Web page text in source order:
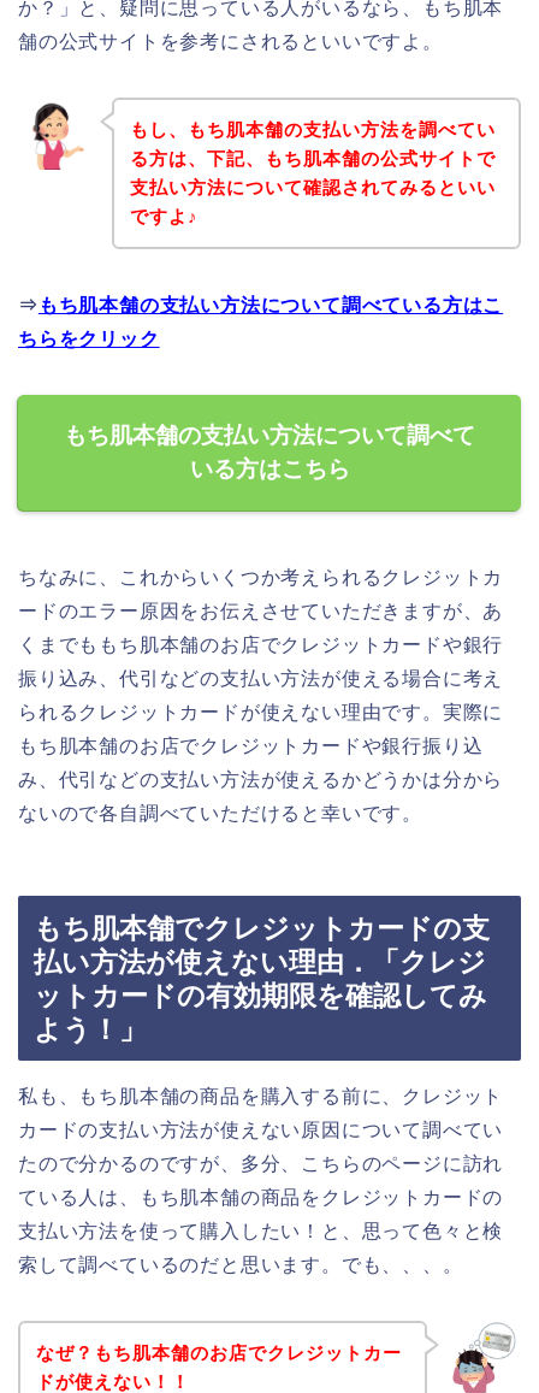
か？」と、疑問に思っている人がいるなら、もち肌本
舗の公式サイトを参考にされるといいですよ。
もし、もち肌本舗の支払い方法を調べてい
る方は、下記、もち肌本舗の公式サイトで
支払い方法について確認されてみるといい
ですよ♪
⇒ もち肌本舗の支払い方法について調べている方はこ
ちらをクリック
もち肌本舗の支払い方法について調べて
いる方はこちら
ちなみに、これからいくつか考えられるクレジットカ
ードのエラー原因をお伝えさせていただきますが、あ
くまでももち肌本舗のお店でクレジットカードや銀行
振り込み、代引などの支払い方法が使える場合に考え
られるクレジットカードが使えない理由です。実際に
もち肌本舗のお店でクレジットカードや銀行振り込
み、代引などの支払い方法が使えるかどうかは分から
ないので各自調べていただけると幸いです。
もち肌本舗でクレジットカードの支
払い方法が使えない理由．「クレジ
ットカードの有効期限を確認してみ
よう！」
私も、もち肌本舗の商品を購入する前に、クレジット
カードの支払い方法が使えない原因について調べてい
たので分かるのですが、多分、こちらのページに訪れ
ている人は、もち肌本舗の商品をクレジットカードの
支払い方法を使って購入したい！と、思って色々と検
索して調べているのだと思います。でも、、、。
なぜ？もち肌本舗のお店でクレジットカー
ドが使えない！！